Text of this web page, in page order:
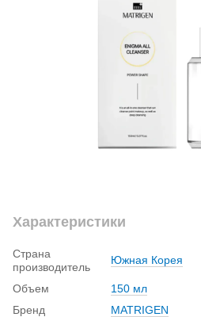
Характеристики
Страна
производитель
Южная Корея
Объем
150 мл
Бренд
MATRIGEN